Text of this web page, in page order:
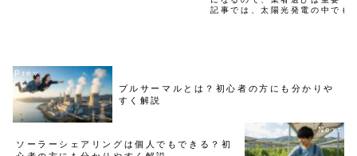
記事では、太陽光発電の中でも
プルサーマルとは？初心者の方にも分かりや
すく解説
ソーラーシェアリングは個人でもできる？初